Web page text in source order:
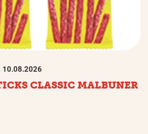
10.08.2026
CLASSIC MALBUNER